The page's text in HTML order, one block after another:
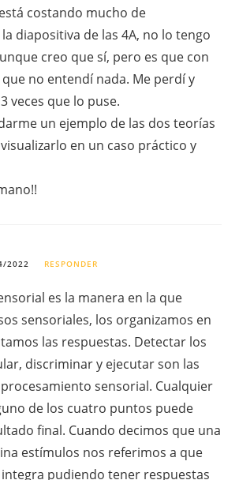
costando mucho de
diapositiva de las 4A, no lo tengo
creo que sí, pero es que con
no entendí nada. Me perdí y
veces que lo puse.
un ejemplo de las dos teorías
en un caso práctico y
2022 RESPONDER
es la manera en la que
sensoriales, los organizamos en
las respuestas. Detectar los
discriminar y ejecutar son las
sensorial. Cualquier
de los cuatro puntos puede
final. Cuando decimos que una
estímulos nos referimos a que
pudiendo tener respuestas